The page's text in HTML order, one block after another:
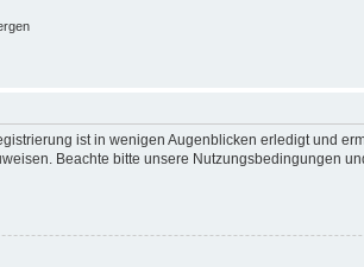
ist in wenigen Augenblicken erledigt und
Beachte bitte unsere Nutzungsbedingungen